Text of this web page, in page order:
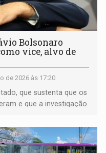
Bolsonaro
vice, alvo de
de 2026 às 17:20
que sustenta que os
e que a investigação